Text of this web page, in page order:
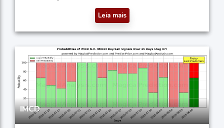
Leia mais
IMCD